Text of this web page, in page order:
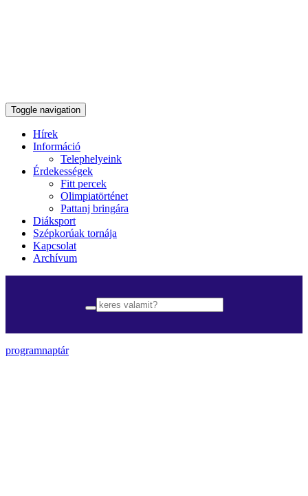
Toggle navigation
Hírek
Információ
Telephelyeink
Érdekességek
Fitt percek
Olimpiatörténet
Pattanj bringára
Diáksport
Szépkorúak tornája
Kapcsolat
Archívum
programnaptár